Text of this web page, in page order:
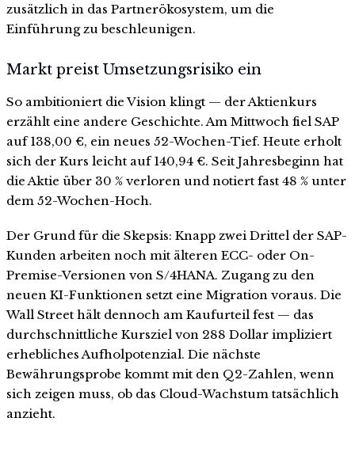
zusätzlich in das Partnerökosystem, um die
Einführung zu beschleunigen.
Markt preist Umsetzungsrisiko ein
So ambitioniert die Vision klingt — der Aktienkurs
erzählt eine andere Geschichte. Am Mittwoch fiel SAP
auf 138,00 €, ein neues 52-Wochen-Tief. Heute erholt
sich der Kurs leicht auf 140,94 €. Seit Jahresbeginn hat
die Aktie über 30 % verloren und notiert fast 48 % unter
dem 52-Wochen-Hoch.
Der Grund für die Skepsis: Knapp zwei Drittel der SAP-
Kunden arbeiten noch mit älteren ECC- oder On-
Premise-Versionen von S/4HANA. Zugang zu den
neuen KI-Funktionen setzt eine Migration voraus. Die
Wall Street hält dennoch am Kaufurteil fest — das
durchschnittliche Kursziel von 288 Dollar impliziert
erhebliches Aufholpotenzial. Die nächste
Bewährungsprobe kommt mit den Q2-Zahlen, wenn
sich zeigen muss, ob das Cloud-Wachstum tatsächlich
anzieht.